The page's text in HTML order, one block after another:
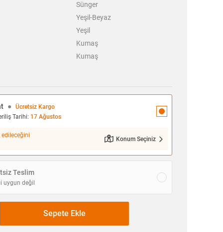
Sünger
Yeşil-Beyaz
Yeşil
Kumaş
Kumaş
●
Ücretsiz Kargo
Tarihi: 17 Ağustos
Konum Seçiniz
Teslim
uygun değil
Sepete Ekle